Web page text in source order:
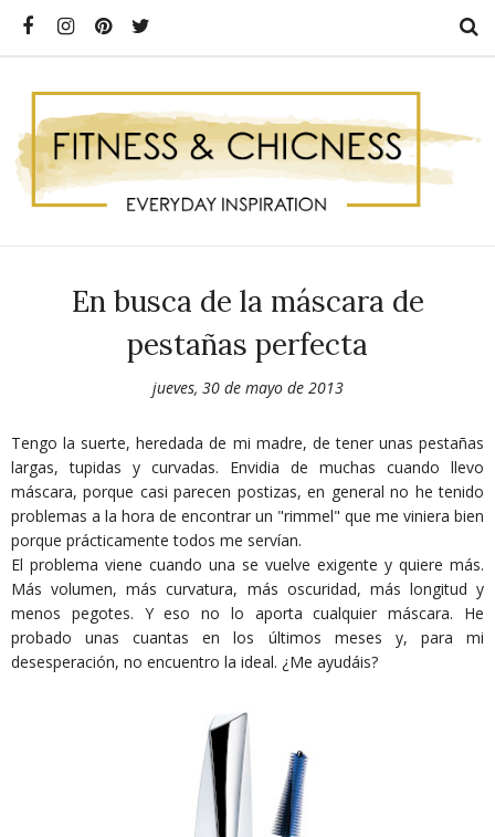
En busca de la máscara de
pestañas perfecta
jueves, 30 de mayo de 2013
Tengo la suerte, heredada de mi madre, de tener unas pestañas
largas, tupidas y curvadas. Envidia de muchas cuando llevo
máscara, porque casi parecen postizas, en general no he tenido
problemas a la hora de encontrar un "rimmel" que me viniera bien
porque prácticamente todos me servían.
El problema viene cuando una se vuelve exigente y quiere más.
Más volumen, más curvatura, más oscuridad, más longitud y
menos pegotes. Y eso no lo aporta cualquier máscara. He
probado unas cuantas en los últimos meses y, para mi
desesperación, no encuentro la ideal. ¿Me ayudáis?